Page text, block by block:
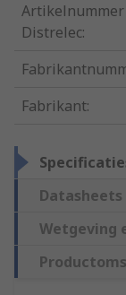
Artikelnummer
Distrelec:
Fabrikant:
Datasheets
Wetgeving